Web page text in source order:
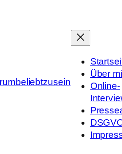
Über
Online-